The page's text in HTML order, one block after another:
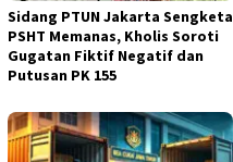
Sidang PTUN Jakarta Sengketa
PSHT Memanas, Kholis Soroti
Gugatan Fiktif Negatif dan
Putusan PK 155